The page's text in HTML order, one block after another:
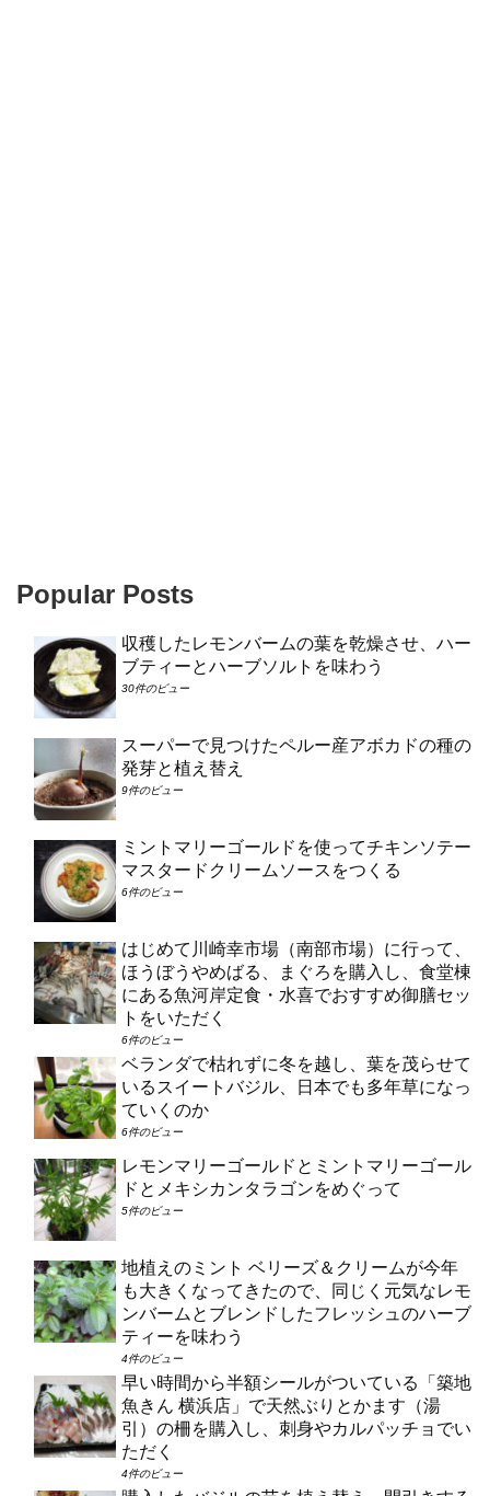
Popular Posts
収穫したレモンバームの葉を乾燥させ、ハー
ブティーとハーブソルトを味わう
30件のビュー
スーパーで見つけたペルー産アボカドの種の
発芽と植え替え
9件のビュー
ミントマリーゴールドを使ってチキンソテー
マスタードクリームソースをつくる
6件のビュー
はじめて川崎幸市場（南部市場）に行って、
ほうぼうやめばる、まぐろを購入し、食堂棟
にある魚河岸定食・水喜でおすすめ御膳セッ
トをいただく
6件のビュー
ベランダで枯れずに冬を越し、葉を茂らせて
いるスイートバジル、日本でも多年草になっ
ていくのか
6件のビュー
レモンマリーゴールドとミントマリーゴール
ドとメキシカンタラゴンをめぐって
5件のビュー
地植えのミント ベリーズ＆クリームが今年
も大きくなってきたので、同じく元気なレモ
ンバームとブレンドしたフレッシュのハーブ
ティーを味わう
4件のビュー
早い時間から半額シールがついている「築地
魚きん 横浜店」で天然ぶりとかます（湯
引）の柵を購入し、刺身やカルパッチョでい
ただく
4件のビュー